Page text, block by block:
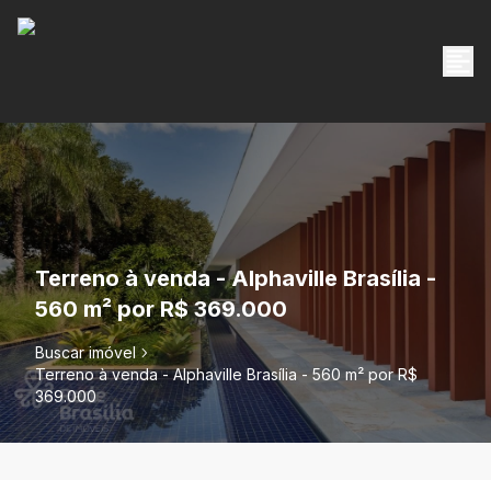
Terreno à venda - Alphaville Brasília -
560 m² por R$ 369.000
Buscar imóvel
Terreno à venda - Alphaville Brasília - 560 m² por R$
369.000